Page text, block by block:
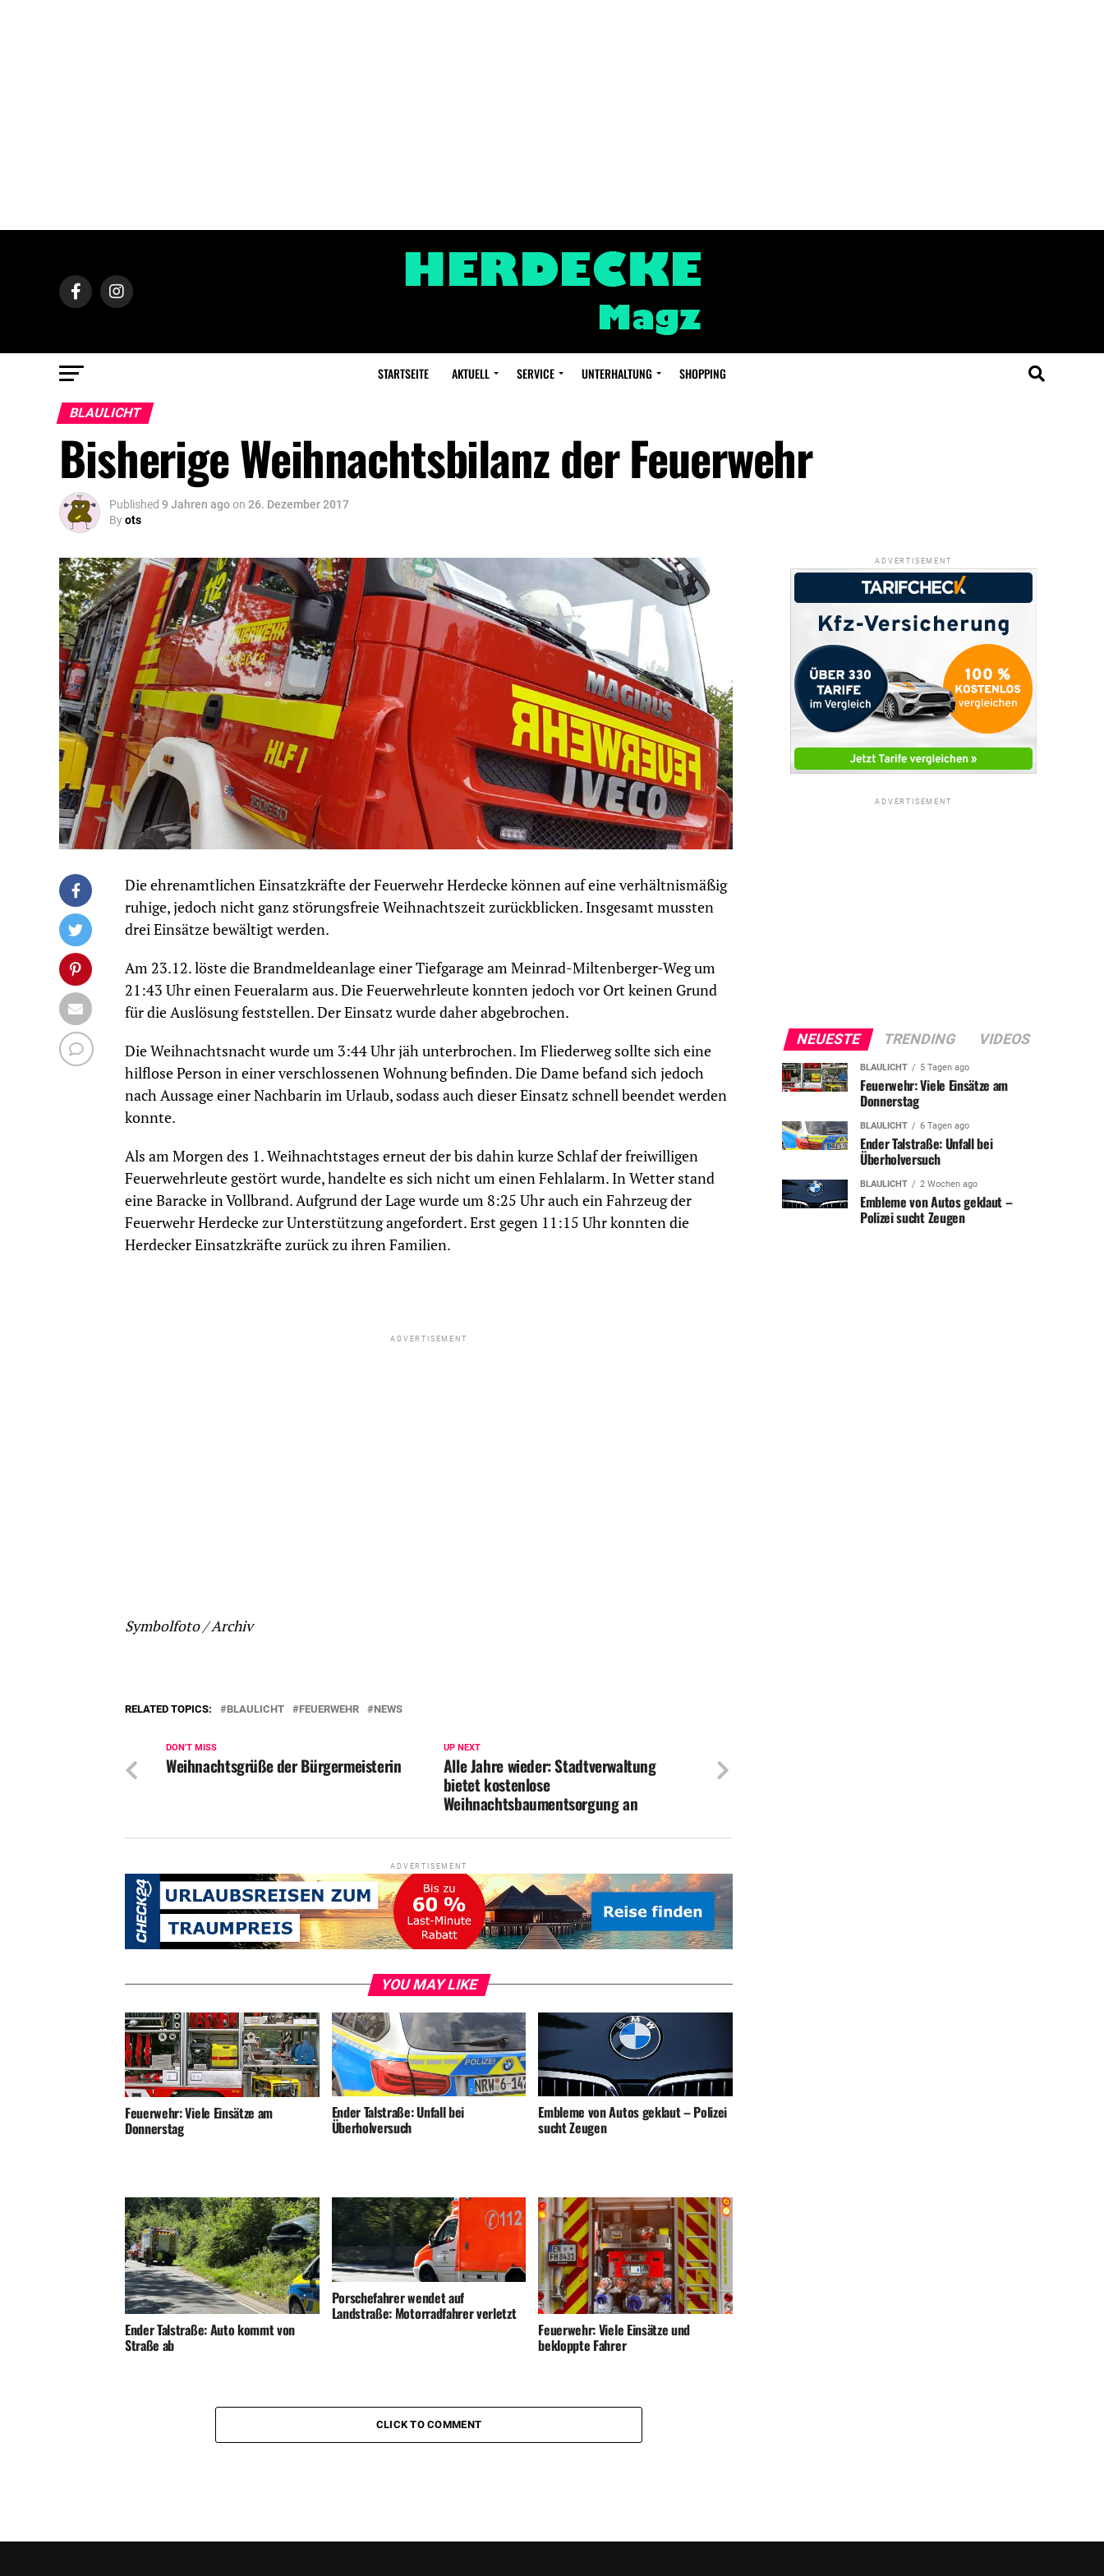
STARTSEITE AKTUELL SERVICE UNTERHALTUNG SHOPPING
BLAULICHT
Bisherige Weihnachtsbilanz der Feuerwehr
Published 9 Jahren agoon 26. Dezember 2017
Byots
Die ehrenamtlichen Einsatzkräfte der Feuerwehr Herdecke können auf eine verhältnismäßig
ruhige, jedoch nicht ganz störungsfreie Weihnachtszeit zurückblicken. Insgesamt mussten
drei Einsätze bewältigt werden.
Am 23.12. löste die Brandmeldeanlage einer Tiefgarage am Meinrad-Miltenberger-Weg um
21:43 Uhr einen Feueralarm aus. Die Feuerwehrleute konnten jedoch vor Ort keinen Grund
für die Auslösung feststellen. Der Einsatz wurde daher abgebrochen.
Die Weihnachtsnacht wurde um 3:44 Uhr jäh unterbrochen. Im Fliederweg sollte sich eine
hilflose Person in einer verschlossenen Wohnung befinden. Die Dame befand sich jedoch
nach Aussage einer Nachbarin im Urlaub, sodass auch dieser Einsatz schnell beendet werden
konnte.
Als am Morgen des 1. Weihnachtstages erneut der bis dahin kurze Schlaf der freiwilligen
Feuerwehrleute gestört wurde, handelte es sich nicht um einen Fehlalarm. In Wetter stand
eine Baracke in Vollbrand. Aufgrund der Lage wurde um 8:25 Uhr auch ein Fahrzeug der
Feuerwehr Herdecke zur Unterstützung angefordert. Erst gegen 11:15 Uhr konnten die
Herdecker Einsatzkräfte zurück zu ihren Familien.
ADVERTISEMENT
Symbolfoto / Archiv
RELATED TOPICS: BLAULICHT FEUERWEHR NEWS
UP NEXT
Alle Jahre wieder: Stadtverwaltung
bietet kostenlose
Weihnachtsbaumentsorgung an
DON'T MISS
Weihnachtsgrüße der Bürgermeisterin
ADVERTISEMENT
YOU MAY LIKE
Feuerwehr: Viele Einsätze am
Donnerstag
Ender Talstraße: Unfall bei
Überholversuch
Embleme von Autos geklaut – Polizei
sucht Zeugen
Ender Talstraße: Auto kommt von
Straße ab
Porschefahrer wendet auf
Landstraße: Motorradfahrer verletzt
Feuerwehr: Viele Einsätze und
bekloppte Fahrer
CLICK TO COMMENT
ADVERTISEMENT
ADVERTISEMENT
NEUESTE TRENDING VIDEOS
BLAULICHT 5 Tagen ago
Feuerwehr: Viele Einsätze am
Donnerstag
BLAULICHT 6 Tagen ago
Ender Talstraße: Unfall bei
Überholversuch
BLAULICHT 2 Wochen ago
Embleme von Autos geklaut –
Polizei sucht Zeugen